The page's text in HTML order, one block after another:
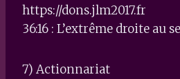
https://dons.jlm2017.fr
36:16 : L’extrême droite au
7) Actionnariat